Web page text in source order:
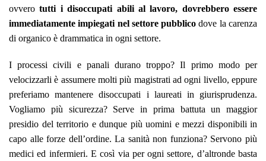
ovverotutti i disoccupati abili al lavoro, dovrebbero essere
immediatamente impiegati nel settore pubblico dove la carenza
di organico è drammatica in ogni settore.
I processi civili e panali durano troppo? Il primo modo per
velocizzarli è assumere molti più magistrati ad ogni livello, eppure
preferiamo mantenere disoccupati i laureati in giurisprudenza.
Vogliamo più sicurezza? Serve in prima battuta un maggior
presidio del territorio e dunque più uomini e mezzi disponibili in
capo alle forze dell’ordine. La sanità non funziona? Servono più
medici ed infermieri. E così via per ogni settore, d’altronde basta